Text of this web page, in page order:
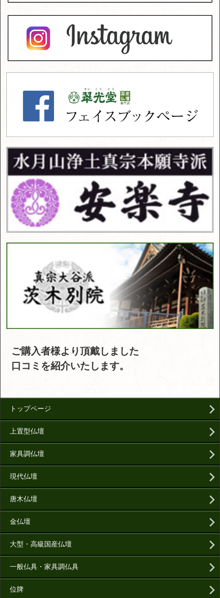
ご購入者様より頂戴しました
口コミを紹介いたします。
トップページ
上置型仏壇
家具調仏壇
現代仏壇
唐木仏壇
金仏壇
大型・高級国産仏壇
一般仏具・家具調仏具
位牌